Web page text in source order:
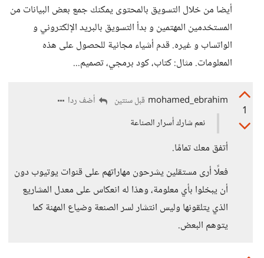
أيضا من خلال التسويق بالمحتوى يمكنك جمع بعض البيانات من
المستخدمين المهتمين و بدأ التسويق بالبريد الإلكتروني و
الواتساب و غيره. قدم أشياء مجانية للحصول على هذه
المعلومات. مثال: كتاب، كود برمجي، تصميم...
1
mohamed_ebrahim قبل سنتين
أضف ردا
نعم شارك أسرار الصناعة
أتفق معك تمامًا.
فعلًا أرى مستقلين يشرحون مهاراتهم على قنوات يوتيوب دون
أن يبخلوا بأي معلومة، وهذا له انعكاس على معدل المشاريع
الذي يتلقونها وليس انتشار لسر الصنعة وضياع المهنة كما
يتوهم البعض.